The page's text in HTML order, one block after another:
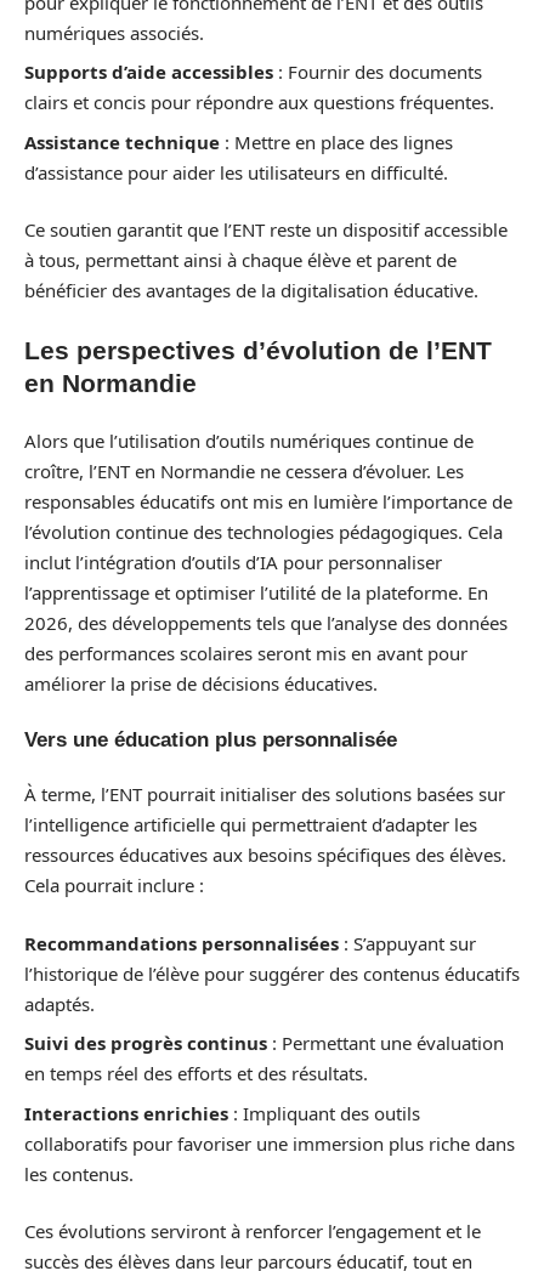
numériques associés.
Supports d’aide accessibles : Fournir des documents
clairs et concis pour répondre aux questions fréquentes.
Assistance technique : Mettre en place des lignes
d’assistance pour aider les utilisateurs en difficulté.
Ce soutien garantit que l’ENT reste un dispositif accessible
à tous, permettant ainsi à chaque élève et parent de
bénéficier des avantages de la digitalisation éducative.
Les perspectives d’évolution de l’ENT
en Normandie
Alors que l’utilisation d’outils numériques continue de
croître, l’ENT en Normandie ne cessera d’évoluer. Les
responsables éducatifs ont mis en lumière l’importance de
l’évolution continue des technologies pédagogiques. Cela
inclut l’intégration d’outils d’IA pour personnaliser
l’apprentissage et optimiser l’utilité de la plateforme. En
2026, des développements tels que l’analyse des données
des performances scolaires seront mis en avant pour
améliorer la prise de décisions éducatives.
Vers une éducation plus personnalisée
À terme, l’ENT pourrait initialiser des solutions basées sur
l’intelligence artificielle qui permettraient d’adapter les
ressources éducatives aux besoins spécifiques des élèves.
Cela pourrait inclure :
Recommandations personnalisées : S’appuyant sur
l’historique de l’élève pour suggérer des contenus éducatifs
adaptés.
Suivi des progrès continus : Permettant une évaluation
en temps réel des efforts et des résultats.
Interactions enrichies : Impliquant des outils
collaboratifs pour favoriser une immersion plus riche dans
les contenus.
Ces évolutions serviront à renforcer l’engagement et le
succès des élèves dans leur parcours éducatif, tout en